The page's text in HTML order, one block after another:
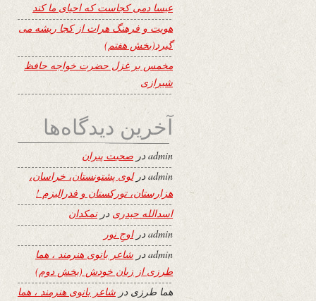
عیسا دمی کجاست که احیای ما کند
هویت و فرهنگ هرات از کجا ریشه می
گیرد(بخش هفتم)
مخمس بر غزل حضرت خواجه حافظ
شیرازی
آخرین دیدگاه‌ها
adminدر صحبت پیران
admin درلوی پشتونستان، خراسان،
هزارستان، تورکستان و فدرالیزم !
اسدالله حیدری درنمکدان
adminدراوجِ نور
adminدر شاعر بانوی هنرمند ، هما
طرزی از زبان خودش (بخش دوم)
هما طرزی در شاعر بانوی هنرمند ، هما